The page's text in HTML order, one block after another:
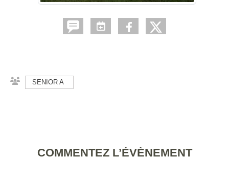
SENIOR A
COMMENTEZ L’ÉVÈNEMENT